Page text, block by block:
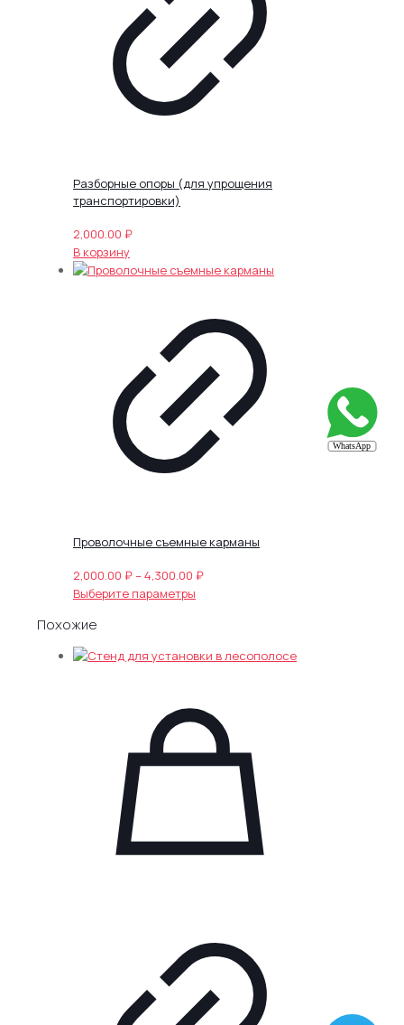
Разборные опоры (для упрощения
транспортировки)
2,000.00 ₽
В корзину
Проволочные съемные карманы
2,000.00 ₽–4,300.00 ₽Диапазон
Выберите параметры
вариаций.
выбрать
странице
Похожие